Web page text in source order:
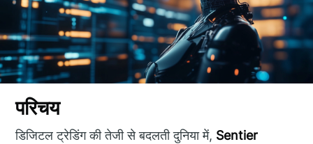
परिचय
डिजिटल ट्रेडिंग की तेजी से बदलती दुनिया में, Sentier